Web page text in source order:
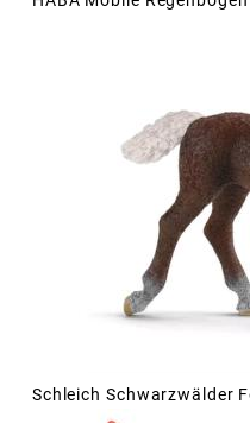
Schleich Schwarzwälder